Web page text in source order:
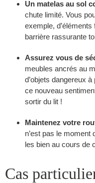
Un matelas au sol
chute limité. Vous
exemple,
barrière rassurante
Assurez vous de
meubles ancrés au
d’objets dangereux
ce nouveau
sortir du lit !
Maintenez votre
n’est pas le moment
les bien au cours de
Cas